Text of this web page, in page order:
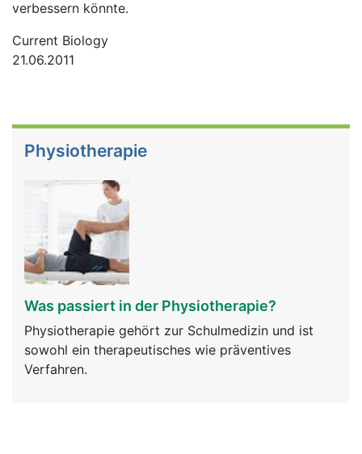
verbessern könnte.
Current Biology
21.06.2011
Physiotherapie
Was passiert in der Physiotherapie?
Physiotherapie gehört zur Schulmedizin und ist
sowohl ein therapeutisches wie präventives
Verfahren.